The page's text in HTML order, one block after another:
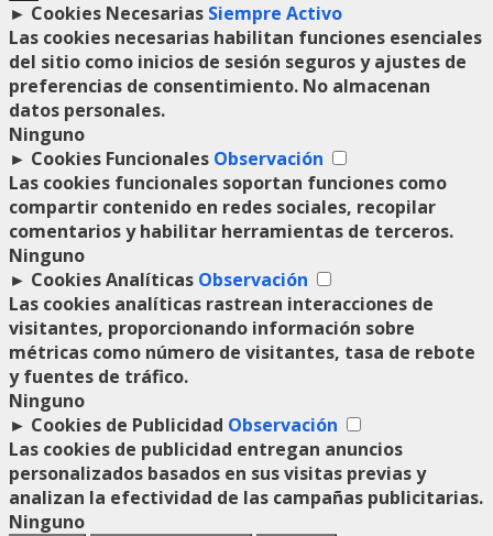
► Cookies Necesarias Siempre Activo
Las cookies necesarias habilitan funciones esenciales
del sitio como inicios de sesión seguros y ajustes de
preferencias de consentimiento. No almacenan
datos personales.
Ninguno
► Cookies Funcionales Observación
Las cookies funcionales soportan funciones como
compartir contenido en redes sociales, recopilar
comentarios y habilitar herramientas de terceros.
Ninguno
► Cookies Analíticas Observación
Las cookies analíticas rastrean interacciones de
visitantes, proporcionando información sobre
métricas como número de visitantes, tasa de rebote
y fuentes de tráfico.
Ninguno
► Cookies de Publicidad Observación
Las cookies de publicidad entregan anuncios
personalizados basados en sus visitas previas y
analizan la efectividad de las campañas publicitarias.
Ninguno